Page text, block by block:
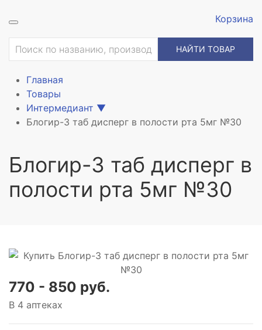
Корзина
НАЙТИ ТОВАР
Главная
Товары
Интермедиант ▼
Блогир-3 таб дисперг в полости рта 5мг №30
Блогир-3 таб дисперг в
полости рта 5мг №30
770 - 850 руб.
В 4 аптеках